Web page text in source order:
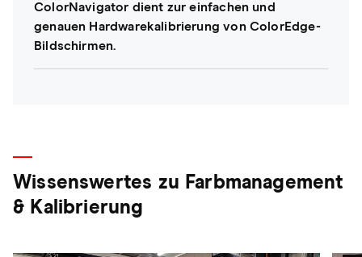
ColorNavigator dient zur einfachen und
genauen Hardwarekalibrierung von ColorEdge-
Bildschirmen.
Wissenswertes zu Farbmanagement
& Kalibrierung